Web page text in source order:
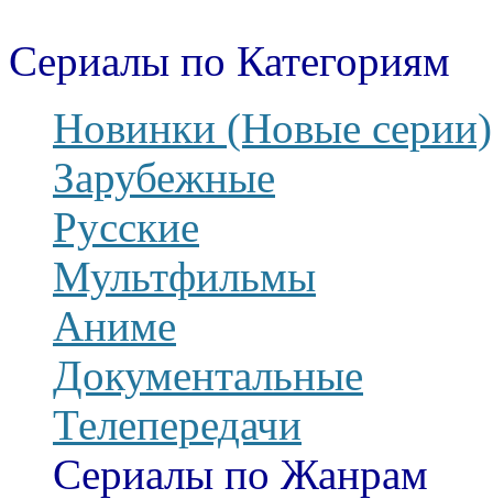
Сериалы по Категориям
Новинки (Новые серии)
Зарубежные
Русские
Мультфильмы
Аниме
Документальные
Телепередачи
Сериалы по Жанрам